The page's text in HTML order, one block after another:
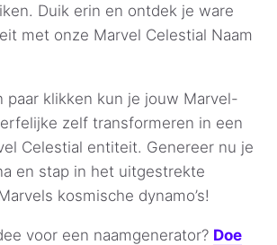
Duik erin en ontdek je ware
met onze Marvel Celestial Naam
paar klikken kun je jouw Marvel-
zelf transformeren in een
Celestial entiteit. Genereer nu je
en stap in het uitgestrekte
kosmische dynamo’s!
voor een naamgenerator? Doe